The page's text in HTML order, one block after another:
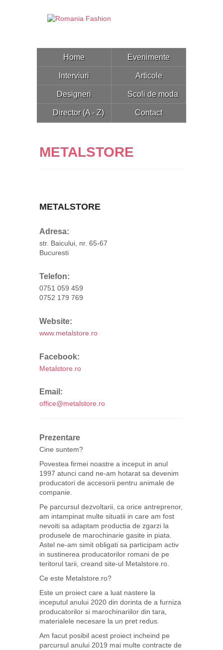
Home Evenimente
Interviuri Articole
Designeri Scoli de moda
Director (A - Z) Contact
METALSTORE
METALSTORE
Adresa:
str. Baicului, nr. 65-67
Bucuresti
Telefon:
0751 059 459
0752 179 769
Website:
www.metalstore.ro
Facebook:
Metalstore.ro
Email:
office@metalstore.ro
Prezentare
Cine suntem?
Povestea firmei noastre a inceput in anul
1997 atunci cand ne-am hotarat sa devenim
producatori de accesorii pentru animale de
companie.
Pe parcursul dezvoltarii, ca orice antreprenor,
am intampinat multe situatii in care am fost
nevoiti sa adaptam productia de zgarzi la
produsele de marochinarie gasite in piata.
Astel ne-am simit obligati sa participam activ
in sustinerea producatorilor romani de pe
teritorul tarii, creand site-ul Metalstore.ro.
Ce este Metalstore.ro?
Este un proiect care a luat nastere la
inceputul anului 2020 din dorinta de a furniza
producatorilor si marochinariilor din tara,
materialele necesare la un pret redus.
Am facut posibil acest proiect incheind pe
parcursul anului 2019 mai multe contracte de